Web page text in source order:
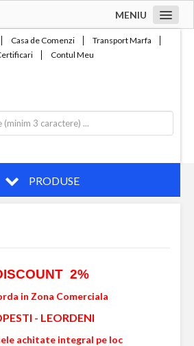
MENIU
Casa de Comenzi
Transport Marfa
Contul Meu
PRODUSE
2%
in Zona Comerciala
- LEORDENI
achitate integral pe loc